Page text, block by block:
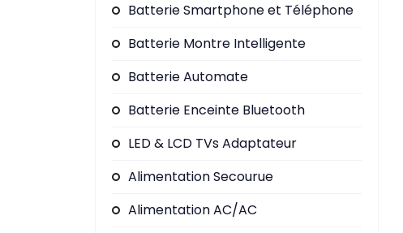
Batterie Smartphone et Téléphone
Batterie Montre Intelligente
Batterie Automate
Batterie Enceinte Bluetooth
LED & LCD TVs Adaptateur
Alimentation Secourue
Alimentation AC/AC